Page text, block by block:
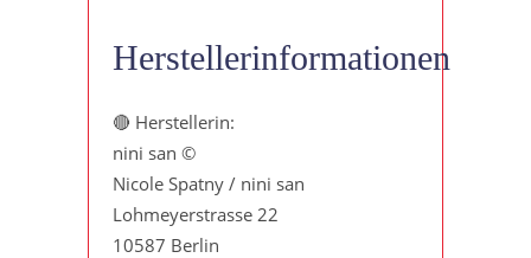
Herstellerinformationen
🔴 Herstellerin:
nini san ©
Nicole Spatny / nini san
Lohmeyerstrasse 22
10587 Berlin